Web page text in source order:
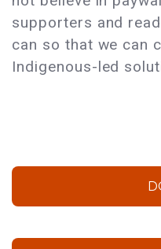
supporters and
can so that we can
Indigenous-led